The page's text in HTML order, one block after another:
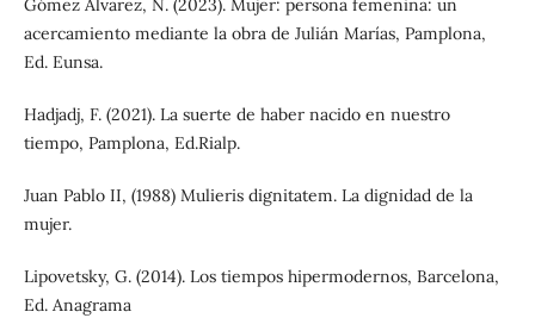
Gómez Álvarez, N. (2023). Mujer: persona femenina: un
acercamiento mediante la obra de Julián Marías, Pamplona,
Ed. Eunsa.
Hadjadj, F. (2021). La suerte de haber nacido en nuestro
tiempo, Pamplona, Ed.Rialp.
Juan Pablo II, (1988) Mulieris dignitatem. La dignidad de la
mujer.
Lipovetsky, G. (2014). Los tiempos hipermodernos, Barcelona,
Ed. Anagrama